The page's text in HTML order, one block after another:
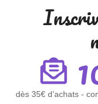
dès 35€ d’achats -